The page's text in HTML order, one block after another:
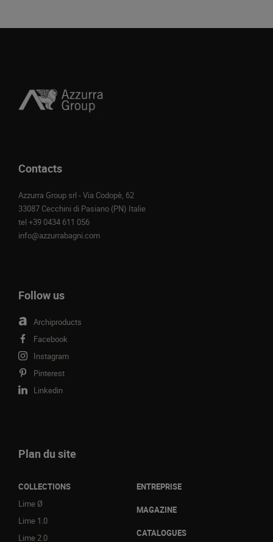
Contacts
Azzurra Group srl - Via Codopè, 62
33087 Cecchini di Pasiano (PN) Italie
tel +39 0434 611 056
info@azzurrabagni.com
Follow us
Archiproducts
Facebook
Instagram
Pinterest
Linkedin
Plan du site
COLLECTIONS
Lime Ø
Lime 1.0
Lime 2.0
ENTREPRISE
MAGAZINE
CATALOGUES